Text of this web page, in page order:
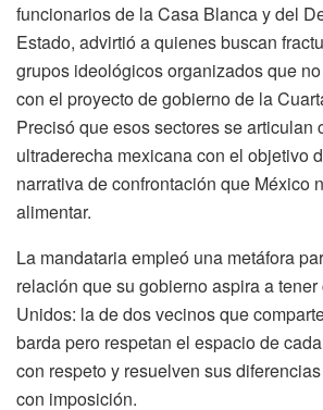
funcionarios de la Casa Blanca y del
Estado, advirtió a quienes buscan
grupos ideológicos organizados que
con el proyecto de gobierno de la
Precisó que esos sectores se articulan
ultraderecha mexicana con el objetivo
narrativa de confrontación que México
alimentar.
La mandataria empleó una metáfora
relación que su gobierno aspira a
Unidos: la de dos vecinos que
barda pero respetan el espacio de
con respeto y resuelven sus
con imposición.